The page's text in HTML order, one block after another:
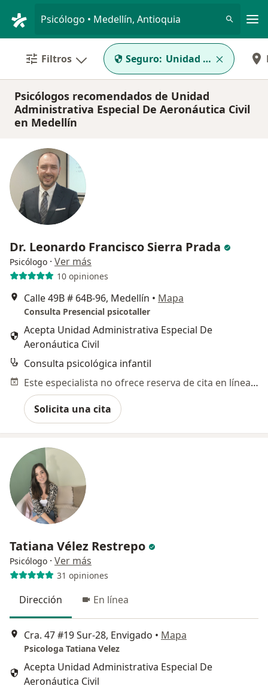
Psicólogo • Medellín, Antioquia
Filtros Seguro: Unidad
Psicólogos recomendados de Unidad
Administrativa Especial De Aeronáutica Civil
en Medellín
Dr. Leonardo Francisco Sierra Prada
Psicólogo · Ver más
10 opiniones
Calle 49B # 64B-96, Medellín • Mapa
Consulta Presencial psicotaller
Acepta Unidad Administrativa Especial De
Aeronáutica Civil
Consulta psicológica infantil
Este especialista no ofrece reserva de cita en línea en esta dirección.
Solicita una cita
Tatiana Vélez Restrepo
Psicólogo · Ver más
31 opiniones
Dirección En línea
Cra. 47 #19 Sur-28, Envigado • Mapa
Psicologa Tatiana Velez
Acepta Unidad Administrativa Especial De
Aeronáutica Civil